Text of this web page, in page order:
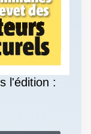
l'édition :